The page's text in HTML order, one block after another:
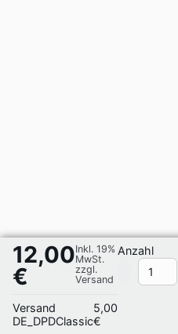
12,00
€
Inkl. 19%
MwSt.
zzgl.
Versand
Versand
DE_DPDClassic
5,00
€
Anzahl